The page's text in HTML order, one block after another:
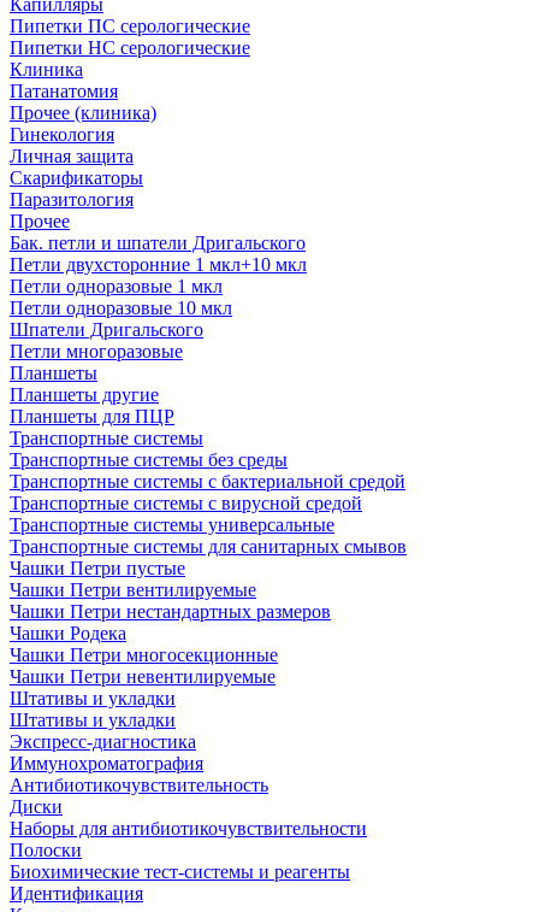
Капилляры
Пипетки ПС серологические
Пипетки НС серологические
Клиника
Патанатомия
Прочее (клиника)
Гинекология
Личная защита
Скарификаторы
Паразитология
Прочее
Бак. петли и шпатели Дригальского
Петли двухсторонние 1 мкл+10 мкл
Петли одноразовые 1 мкл
Петли одноразовые 10 мкл
Шпатели Дригальского
Петли многоразовые
Планшеты
Планшеты другие
Планшеты для ПЦР
Транспортные системы
Транспортные системы без среды
Транспортные системы с бактериальной средой
Транспортные системы с вирусной средой
Транспортные системы универсальные
Транспортные системы для санитарных смывов
Чашки Петри пустые
Чашки Петри вентилируемые
Чашки Петри нестандартных размеров
Чашки Родека
Чашки Петри многосекционные
Чашки Петри невентилируемые
Штативы и укладки
Штативы и укладки
Экспресс-диагностика
Иммунохроматография
Антибиотикочувствительность
Диски
Наборы для антибиотикочувствительности
Полоски
Биохимические тест-системы и реагенты
Идентификация